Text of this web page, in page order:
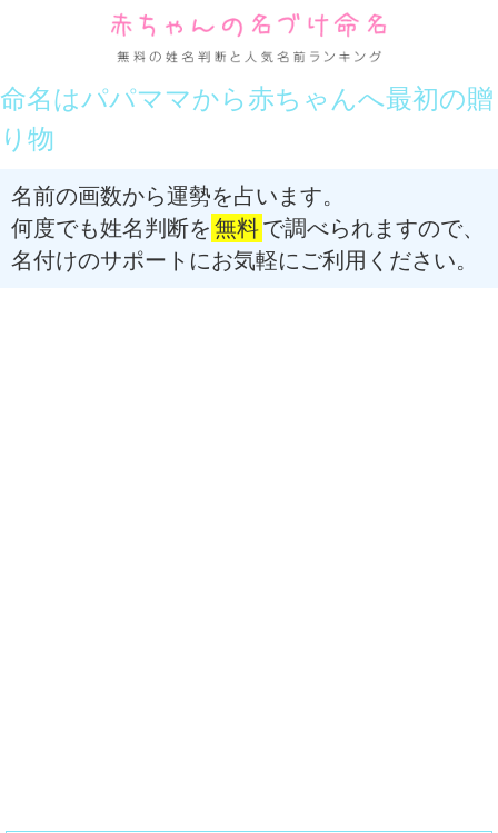
命名はパパママから赤ちゃんへ最初の贈
り物
名前の画数から運勢を占います。
何度でも姓名判断を 無料で調べられますので、
名付けのサポートにお気軽にご利用ください。